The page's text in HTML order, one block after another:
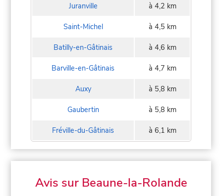
Juranville à 4,2 km
Saint-Michel à 4,5 km
Batilly-en-Gâtinais à 4,6 km
Barville-en-Gâtinais à 4,7 km
Auxy à 5,8 km
Gaubertin à 5,8 km
Fréville-du-Gâtinais à 6,1 km
Avis sur Beaune-la-Rolande